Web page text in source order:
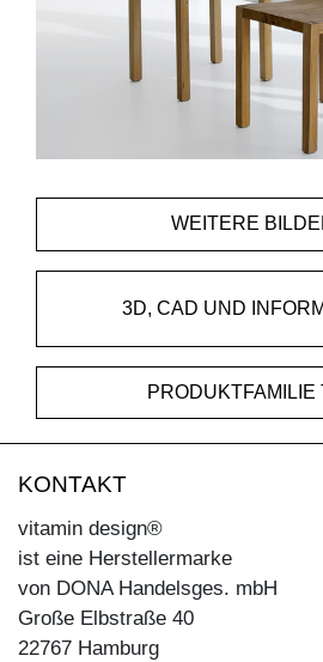
WEITERE
3D, CAD UND
PRODUKTFAMILIE
KONTAKT
vitamin design®
ist eine Herstellermarke
von DONA Handelsges. mbH
Große Elbstraße 40
22767 Hamburg